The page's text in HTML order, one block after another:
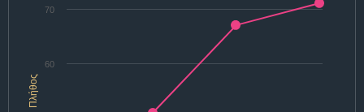
Πλήθος
60
70